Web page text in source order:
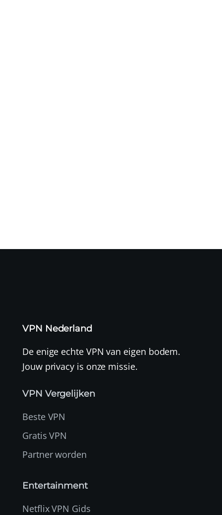
VPN Nederland
De enige echte VPN van eigen bodem.
Jouw privacy is onze missie.
VPN Vergelijken
Beste VPN
Gratis VPN
Partner worden
Entertainment
Netflix VPN Gids